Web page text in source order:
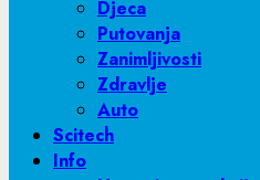
Djeca
Putovanja
Zanimljivosti
Zdravlje
Auto
Scitech
Info